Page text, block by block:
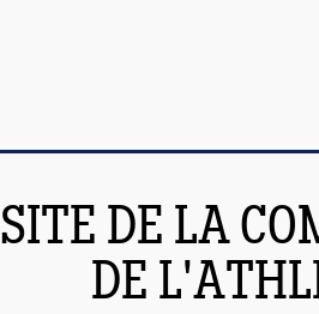
SITE DE LA
DE